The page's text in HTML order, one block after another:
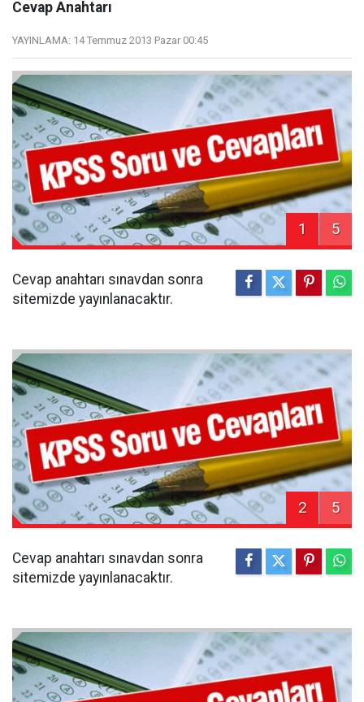
Cevap Anahtarı
YAYINLAMA: 14 Temmuz 2013 Pazar 00:45
1 5
Cevap anahtarı sınavdan sonra
sitemizde yayınlanacaktır.
2 5
Cevap anahtarı sınavdan sonra
sitemizde yayınlanacaktır.